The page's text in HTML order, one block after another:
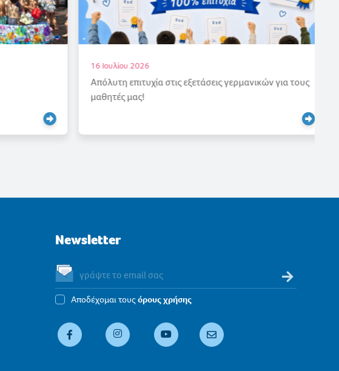
16 Ιουλίου 2026
Απόλυτη επιτυχία στις εξετάσεις γερμανικών για τους
μαθητές μας!
Newsletter
Αποδέχομαι τουςόρους χρήσης